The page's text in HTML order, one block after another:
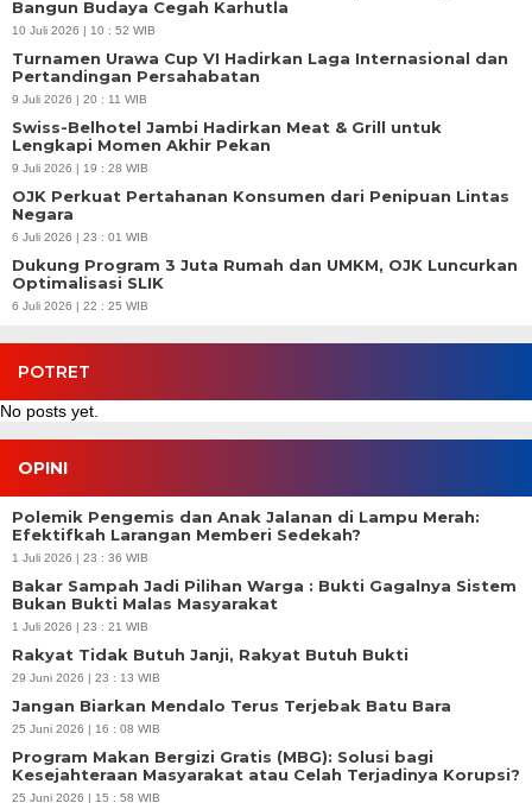
Bangun Budaya Cegah Karhutla
10 Juli 2026 | 10 : 52 WIB
Turnamen Urawa Cup VI Hadirkan Laga Internasional dan
Pertandingan Persahabatan
9 Juli 2026 | 20 : 11 WIB
Swiss-Belhotel Jambi Hadirkan Meat & Grill untuk
Lengkapi Momen Akhir Pekan
9 Juli 2026 | 19 : 28 WIB
OJK Perkuat Pertahanan Konsumen dari Penipuan Lintas
Negara
6 Juli 2026 | 23 : 01 WIB
Dukung Program 3 Juta Rumah dan UMKM, OJK Luncurkan
Optimalisasi SLIK
6 Juli 2026 | 22 : 25 WIB
POTRET
No posts yet.
OPINI
Polemik Pengemis dan Anak Jalanan di Lampu Merah:
Efektifkah Larangan Memberi Sedekah?
1 Juli 2026 | 23 : 36 WIB
Bakar Sampah Jadi Pilihan Warga : Bukti Gagalnya Sistem
Bukan Bukti Malas Masyarakat
1 Juli 2026 | 23 : 21 WIB
Rakyat Tidak Butuh Janji, Rakyat Butuh Bukti
29 Juni 2026 | 23 : 13 WIB
Jangan Biarkan Mendalo Terus Terjebak Batu Bara
25 Juni 2026 | 16 : 08 WIB
Program Makan Bergizi Gratis (MBG): Solusi bagi
Kesejahteraan Masyarakat atau Celah Terjadinya Korupsi?
25 Juni 2026 | 15 : 58 WIB